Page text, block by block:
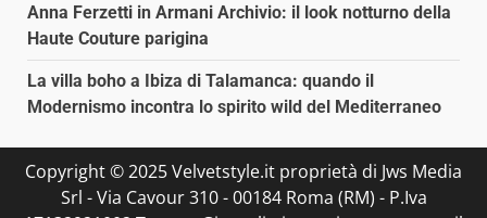
Anna Ferzetti in Armani Archivio: il look notturno della
Haute Couture parigina
La villa boho a Ibiza di Talamanca: quando il
Modernismo incontra lo spirito wild del Mediterraneo
Copyright © 2025 Velvetstyle.it proprietà di Jws Media
Srl - Via Cavour 310 - 00184 Roma (RM) - P.Iva